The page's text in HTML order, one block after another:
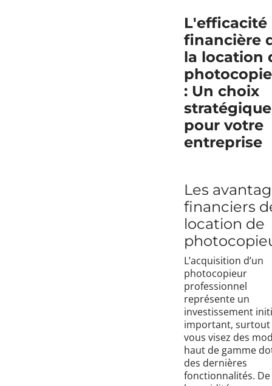
L'efficacité
financière
la location
: Un choix
stratégique
pour votre
entreprise
Les
financiers
location de
L’acquisition d’un
photocopieur
professionnel
représente un
investissement
important, surtout
vous visez des
haut de gamme
des dernières
fonctionnalités.